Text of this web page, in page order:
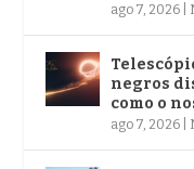
ago 7, 2026
negros
como o
ago 7, 2026